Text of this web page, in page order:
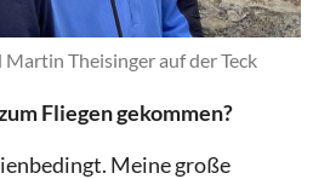
Martin Theisinger auf der Teck
Fliegen gekommen?
Meine große